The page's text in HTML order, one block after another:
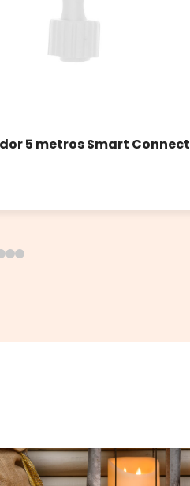
5 metros Smart Connect